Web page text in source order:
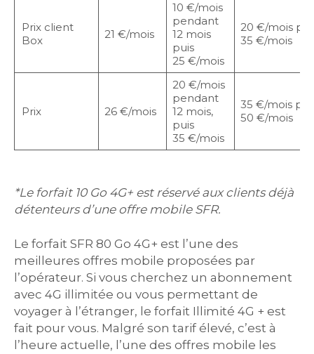
Prix client
Box
21 €/mois
10 €/mois
pendant
12 mois
puis
25 €/mois
20 €/mois
35 €/mois
Prix 26 €/mois
20 €/mois
pendant
12 mois,
puis
35 €/mois
35 €/mois
50 €/mois
*Le forfait 10 Go 4G+ est réservé aux clients déjà
détenteurs d’une offre mobile SFR.
Le forfait SFR 80 Go 4G+ est l’une des
meilleures offres mobile proposées par
l’opérateur. Si vous cherchez un abonnement
avec 4G illimitée ou vous permettant de
voyager à l’étranger, le forfait Illimité 4G + est
fait pour vous. Malgré son tarif élevé, c’est à
l’heure actuelle, l’une des offres mobile les